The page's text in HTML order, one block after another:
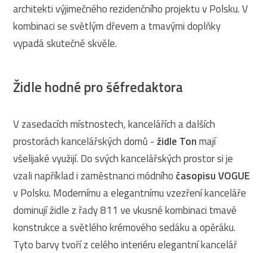
architekti výjimečného rezidenčního projektu v Polsku. V
kombinaci se světlým dřevem a tmavými doplňky
vypadá skutečně skvěle.
Židle hodné pro šéfredaktora
V zasedacích místnostech, kancelářích a dalších
prostorách kancelářských domů -židle Tonmají
všelijaké využijí. Do svých kancelářských prostor si je
vzali například i zaměstnanci módníhočasopisu VOGUE
v Polsku. Modernímu a elegantnímu vzezření kanceláře
dominují židle z řady 811 ve vkusné kombinaci tmavé
konstrukce a světlého krémového sedáku a opěráku.
Tyto barvy tvoří z celého interiéru elegantní kancelář